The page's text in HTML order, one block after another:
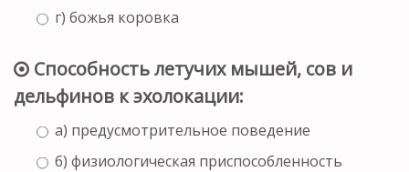
г) божья коровка
Способность летучих мышей, сов и
дельфинов к эхолокации:
а) предусмотрительное поведение
б) физиологическая приспособленность